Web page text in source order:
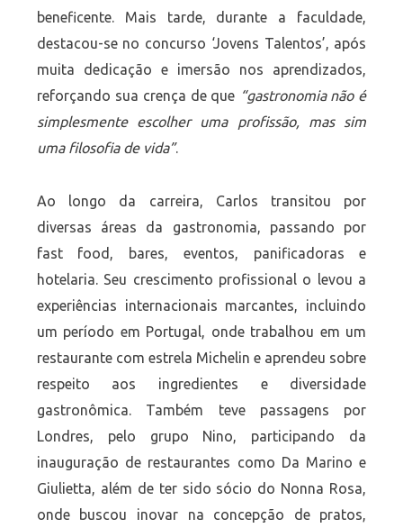
beneficente. Mais tarde, durante a faculdade,
destacou-se no concurso ‘Jovens Talentos’, após
muita dedicação e imersão nos aprendizados,
reforçando sua crença de que “gastronomia não é
simplesmente escolher uma profissão, mas sim
uma filosofia de vida”.
Ao longo da carreira, Carlos transitou por
diversas áreas da gastronomia, passando por
fast food, bares, eventos, panificadoras e
hotelaria. Seu crescimento profissional o levou a
experiências internacionais marcantes, incluindo
um período em Portugal, onde trabalhou em um
restaurante com estrela Michelin e aprendeu sobre
respeito aos ingredientes e diversidade
gastronômica. Também teve passagens por
Londres, pelo grupo Nino, participando da
inauguração de restaurantes como Da Marino e
Giulietta, além de ter sido sócio do Nonna Rosa,
onde buscou inovar na concepção de pratos,